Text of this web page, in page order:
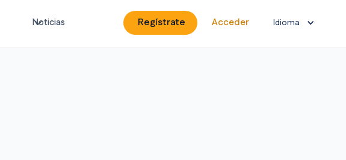
Noticias Regístrate Acceder Idioma